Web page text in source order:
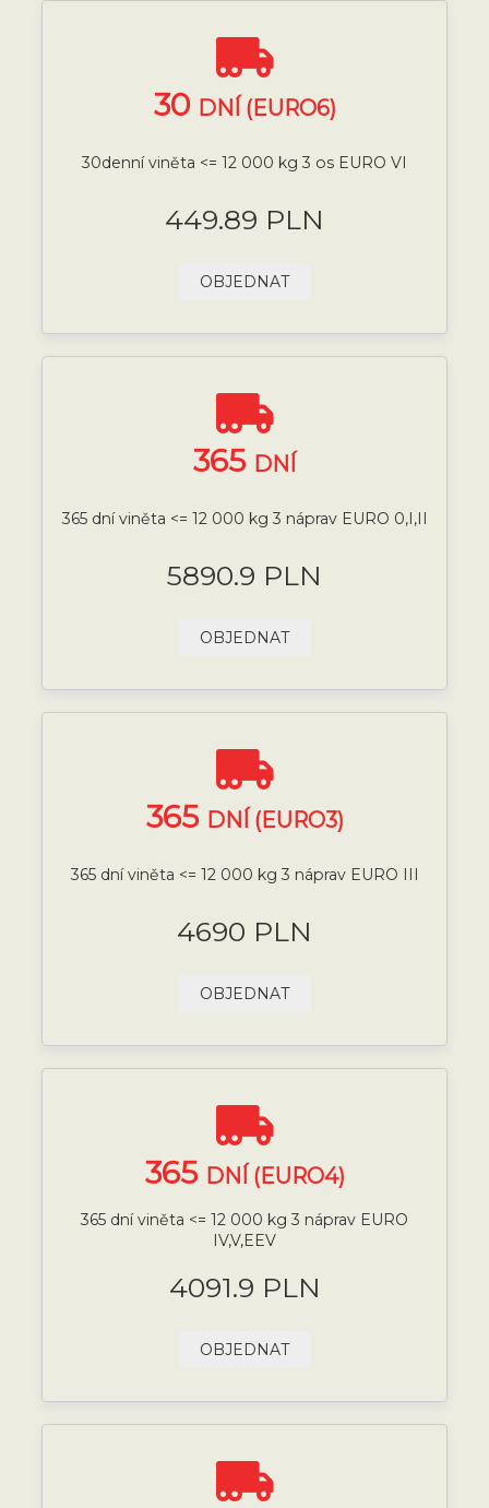
30 DNÍ (EURO6)
30denní viněta <= 12 000 kg 3 os EURO VI
449.89 PLN
OBJEDNAT
365 DNÍ
365 dní viněta <= 12 000 kg 3 náprav EURO 0,I,II
5890.9 PLN
OBJEDNAT
365 DNÍ (EURO3)
365 dní viněta <= 12 000 kg 3 náprav EURO III
4690 PLN
OBJEDNAT
365 DNÍ (EURO4)
365 dní viněta <= 12 000 kg 3 náprav EURO
IV,V,EEV
4091.9 PLN
OBJEDNAT